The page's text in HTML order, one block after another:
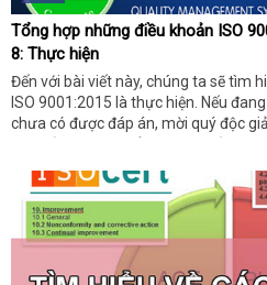
Tổng hợp những điều khoản ISO
8: Thực hiện
Đến với bài viết này, chúng ta sẽ tìm
ISO 9001:2015 là thực hiện. Nếu
chưa có được đáp án, mời quý độc